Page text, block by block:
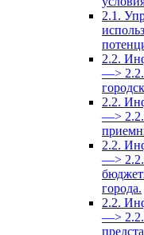
2.1.
2.2.
—>
2.2.
—>
2.2.
—>
города.
2.2.
—>